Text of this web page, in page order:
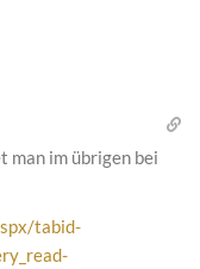
man im übrigen bei
tabid-